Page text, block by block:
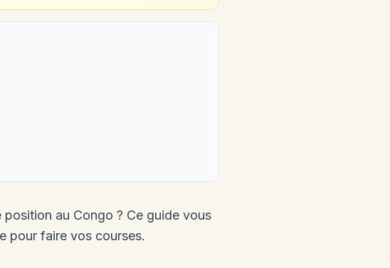
au Congo ? Ce guide vous
pour faire vos courses.